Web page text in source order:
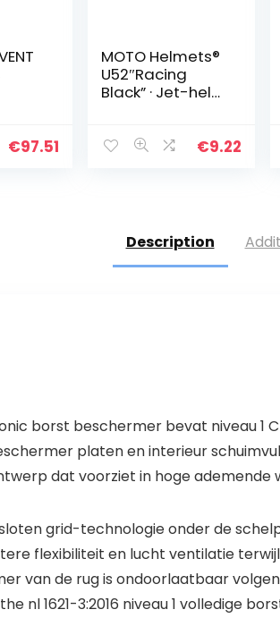
€97.51
MOTO Helmets®
U52″Racing
Black” · Jet-helm
Bobber
ECE vizier
snelsluiting tas L
(59-60cm)
€9.22
Description
borst beschermer bevat niveau
platen en interieur
dat voorziet in hoge ademende
grid-technologie onder de
flexibiliteit en lucht ventilatie
van de rug is ondoorlaatbaar
nl 1621-3:2016 niveau 1 volledige